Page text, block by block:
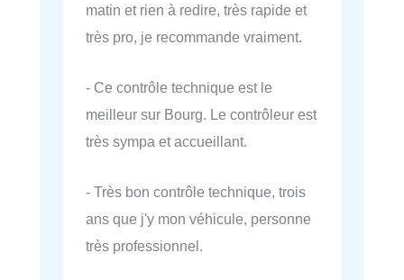
matin et rien à redire, très rapide et
très pro, je recommande vraiment.
- Ce contrôle technique est le
meilleur sur Bourg. Le contrôleur est
très sympa et accueillant.
- Très bon contrôle technique, trois
ans que j'y mon véhicule, personne
très professionnel.